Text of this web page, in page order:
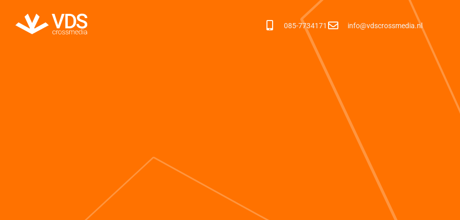
085-7734171 info@vdscrossmedia.nl